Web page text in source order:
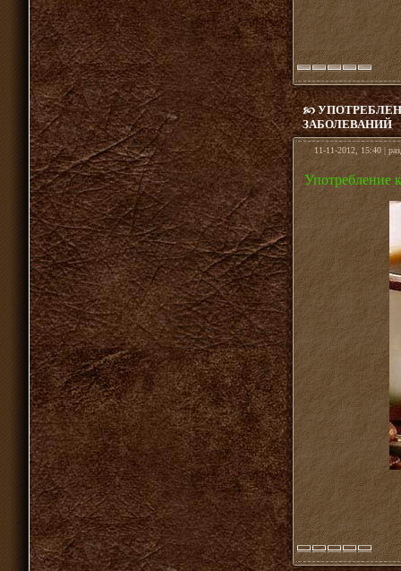
ЗАБОЛЕВАНИЙ
11-11-2012, 15:40 |
Употребление